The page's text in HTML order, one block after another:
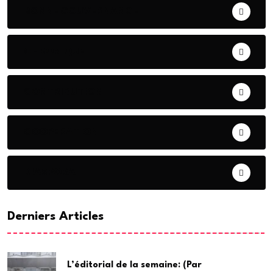
Derniers Articles
L’éditorial de la semaine: (Par